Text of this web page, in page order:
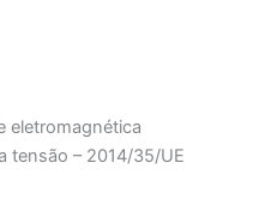
eletromagnética
tensão – 2014/35/UE